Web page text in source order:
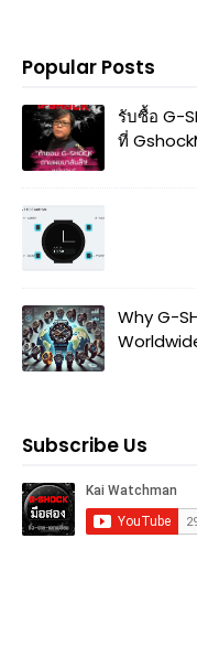
Popular Posts
รับซื้อ G-
ที่
Why G-
Subscribe Us